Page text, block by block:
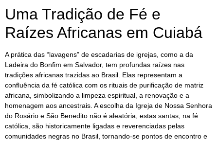
Uma Tradição de Fé e
Raízes Africanas em Cuiabá
A prática das “lavagens” de escadarias de igrejas, como a da
Ladeira do Bonfim em Salvador, tem profundas raízes nas
tradições africanas trazidas ao Brasil. Elas representam a
confluência da fé católica com os rituais de purificação de matriz
africana, simbolizando a limpeza espiritual, a renovação e a
homenagem aos ancestrais. A escolha da Igreja de Nossa Senhora
do Rosário e São Benedito não é aleatória; estas santas, na fé
católica, são historicamente ligadas e reverenciadas pelas
comunidades negras no Brasil, tornando-se pontos de encontro e